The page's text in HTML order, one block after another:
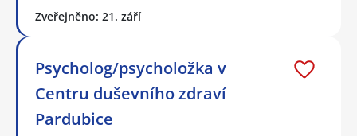
Zveřejněno: 21. září
Psycholog/psycholožka v
Centru duševního zdraví
Pardubice